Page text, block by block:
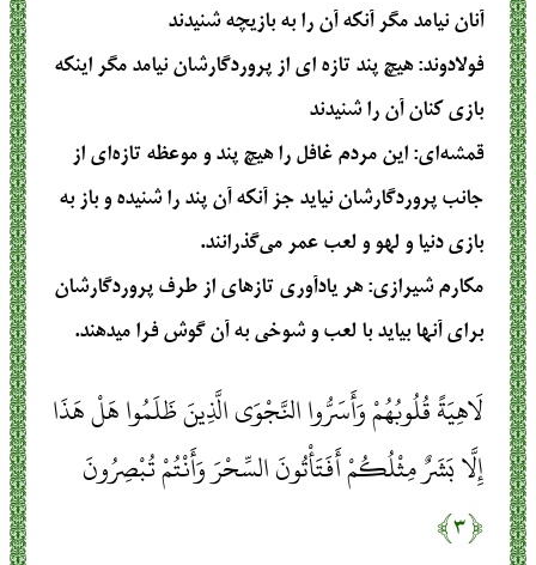
آنان نيامد مگر آنكه آن را به بازيچه شنيدند
فولادوند: هيچ پند تازه‏ اى از پروردگارشان نيامد مگر اينكه
بازى‏ كنان آن را شنيدند
قمشه‌ای: این مردم غافل را هیچ پند و موعظه تازه‌ای از
جانب پروردگارشان نیاید جز آنکه آن پند را شنیده و باز به
بازی دنیا و لهو و لعب عمر می‌گذرانند.
مکارم شیرازی: هر يادآوري تازهاي از طرف پروردگارشان
براي آنها بيايد با لعب و شوخي به آن گوش فرا ميدهند.
لَاهِيَةً قُلُوبُهُمْ وَأَسَرُّوا النَّجْوَى الَّذِينَ ظَلَمُوا هَلْ هَذَا
إِلَّا بَشَرٌ مِثْلُكُمْ أَفَتَأْتُونَ السِّحْرَ وَأَنْتُمْ تُبْصِرُونَ
﴿۳﴾